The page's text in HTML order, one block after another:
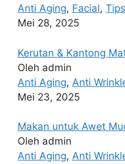
Anti Aging, Facial, Tips
Mei 28, 2025
Kerutan & Kantong
Oleh admin
Anti Aging, Anti
Mei 23, 2025
Makan untuk Awet
Oleh admin
Anti Aging, Anti